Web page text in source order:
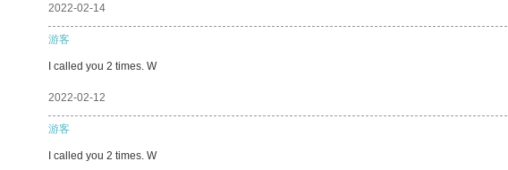
2022-02-14
游客
I called you 2 times. W
2022-02-12
游客
I called you 2 times. W